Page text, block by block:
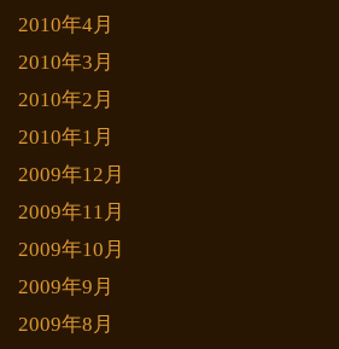
2010年4月
2010年3月
2010年2月
2010年1月
2009年12月
2009年11月
2009年10月
2009年9月
2009年8月